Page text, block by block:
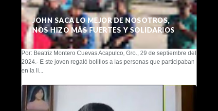
JOHN SACA LO MEJOR DE NOSOTROS,
NOS HIZO MÁS FUERTES Y SOLIDARIOS
Por: Beatriz Montero Cuevas Acapulco, Gro., 29 de septiembre del
2024.- E ste joven regaló bolillos a las personas que participaban
en la li...